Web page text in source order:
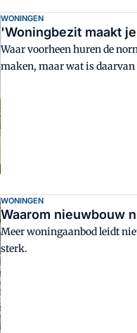
WONINGEN
'Woningbezit maakt
Waar voorheen huren de
maken, maar wat is daarvan
WONINGEN
Waarom nieuwbouw
Meer woningaanbod leidt
sterk.